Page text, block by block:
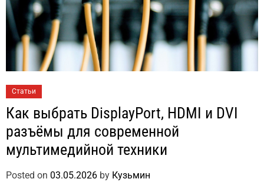
Статьи
Как выбрать DisplayPort, HDMI и DVI
разъёмы для современной
мультимедийной техники
Posted on 03.05.2026 by Кузьмин